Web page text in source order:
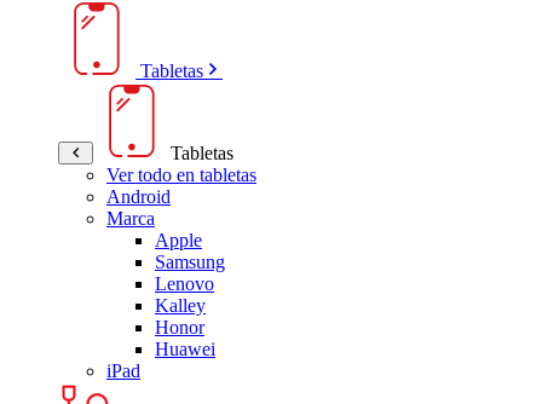
Tabletas
Tabletas
Ver todo en tabletas
Android
Marca
Apple
Samsung
Lenovo
Kalley
Honor
Huawei
iPad